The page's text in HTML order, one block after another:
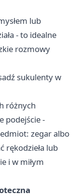
lub
- to idealne
rozmowy
sukulenty w
różnych
podejście -
zegar albo
rękodzieła lub
i w miłym